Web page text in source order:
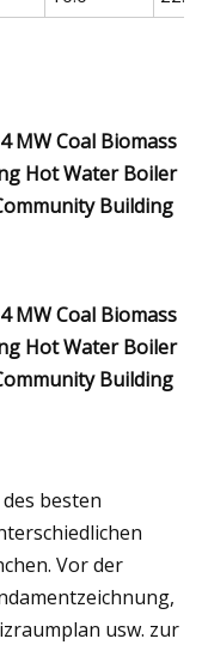
besten
Vor der
usw. zur